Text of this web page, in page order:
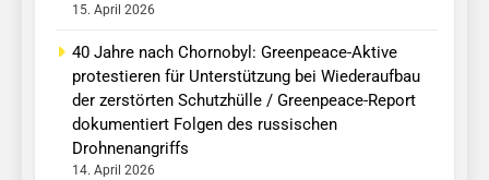
15. April 2026
40 Jahre nach Chornobyl: Greenpeace-Aktive
protestieren für Unterstützung bei Wiederaufbau
der zerstörten Schutzhülle / Greenpeace-Report
dokumentiert Folgen des russischen
Drohnenangriffs
14. April 2026